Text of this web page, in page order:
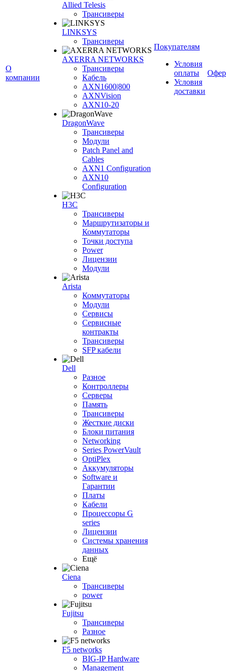
О
компании
Allied Telesis
Трансиверы
LINKSYS
Трансиверы
AXERRA NETWORKS
Трансиверы
Кабель
AXN1600|800
AXNVision
AXN10-20
DragonWave
Трансиверы
Модули
Patch Panel and
Cables
AXN1 Configuration
AXN10
Configuration
H3С
Трансиверы
Маршрутизаторы и
Коммутаторы
Точки доступа
Power
Лицензии
Модули
Arista
Коммутаторы
Модули
Сервисы
Сервисные
контракты
Трансиверы
SFP кабели
Dell
Разное
Контроллеры
Серверы
Память
Трансиверы
Жесткие диски
Блоки питания
Networking
Series PowerVault
OptiPlex
Аккумуляторы
Software и
Гарантии
Платы
Кабели
Процессоры G
series
Лицензии
Системы хранения
данных
Ещё
Ciena
Трансиверы
power
Fujitsu
Трансиверы
Разное
F5 networks
BIG-IP Hardware
Management
Покупателям
Условия
оплаты
Условия
доставки